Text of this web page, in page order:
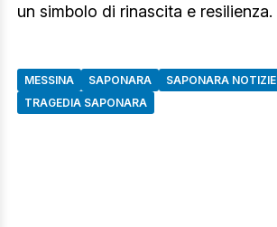
un simbolo di rinascita e resilienza.
MESSINA SAPONARA
SAPONARA NOTIZIE
TRAGEDIA SAPONARA